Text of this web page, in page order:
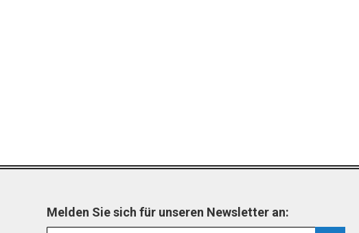
Melden Sie sich für unseren Newsletter an: